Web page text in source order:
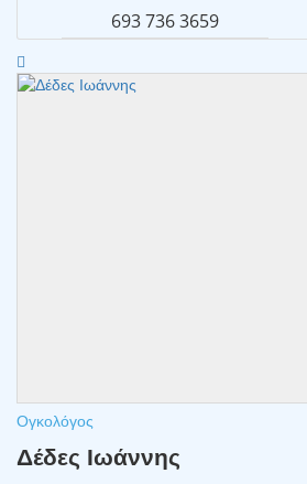
693 736 3659
Ογκολόγος
Δέδες Ιωάννης